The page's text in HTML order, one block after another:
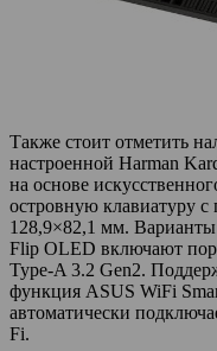
Также стоит отметить
настроенной Harman
на основе
островную клавиатуру с
128,9×82,1 мм.
Flip OLED включают
Type-A 3.2 Gen2.
функция ASUS WiFi
автоматически
Fi.